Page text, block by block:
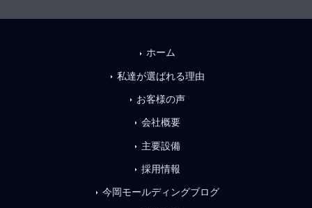
arrow_right ホーム
arrow_right 私達が選ばれる理由
arrow_right お客様の声
arrow_right 会社概要
arrow_right 主要設備
arrow_right 採用情報
arrow_right 今岡モールディングブログ